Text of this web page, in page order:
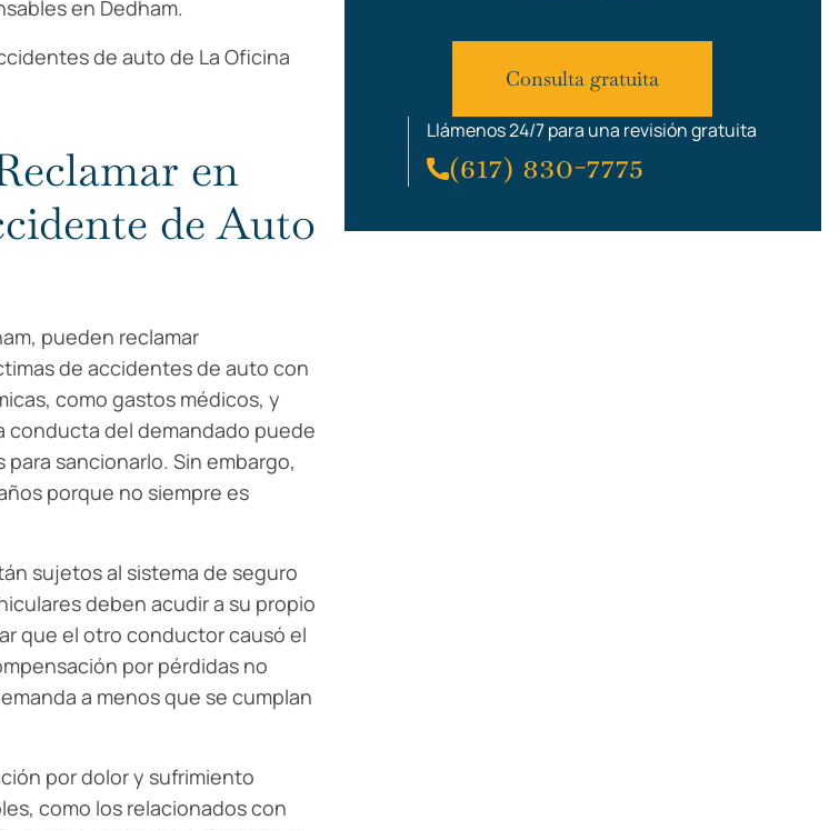
en Dedham.
de auto de La Oficina
en
de Auto
pueden reclamar
de accidentes de auto con
como gastos médicos, y
conducta del demandado puede
sancionarlo. Sin embargo,
porque no siempre es
sujetos al sistema de seguro
deben acudir a su propio
que el otro conductor causó el
por pérdidas no
a menos que se cumplan
por dolor y sufrimiento
como los relacionados con
Consulta gratuita
Llámenos 24/7 para una revisión gratuita
(617) 830-7775